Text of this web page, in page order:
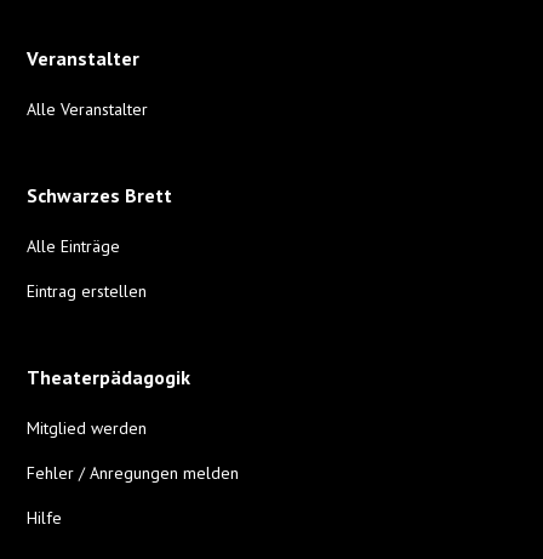
Veranstalter
Alle Veranstalter
Schwarzes Brett
Alle Einträge
Eintrag erstellen
Theaterpädagogik
Mitglied werden
Fehler / Anregungen melden
Hilfe